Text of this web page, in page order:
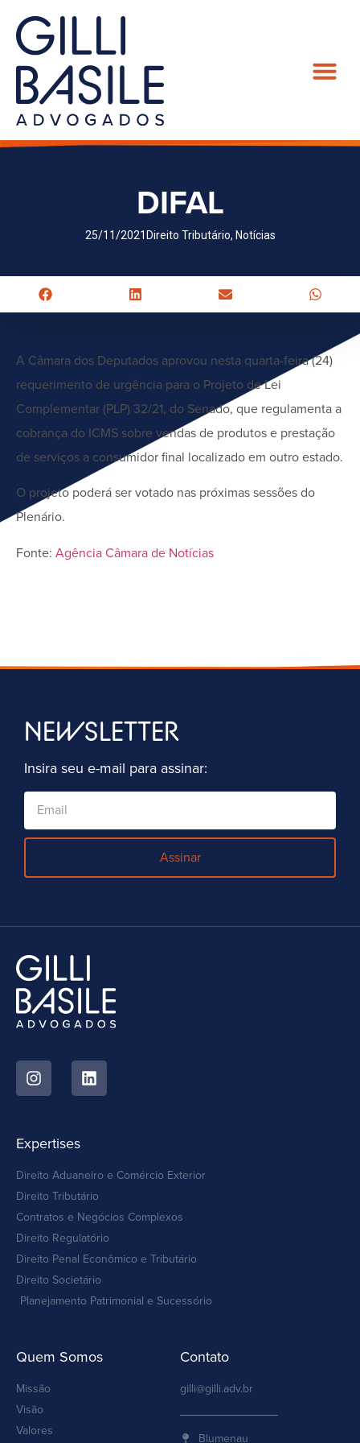
DIFAL
25/11/2021 Direito Tributário, Notícias
A Câmara dos Deputados aprovou nesta quarta-feira (24)
requerimento de urgência para o Projeto de Lei
Complementar (PLP) 32/21, do Senado, que regulamenta a
cobrança do ICMS sobre vendas de produtos e prestação
de serviços a consumidor final localizado em outro estado.
O projeto poderá ser votado nas próximas sessões do
Plenário.
Fonte: Agência Câmara de Notícias
NEWSLETTER
Insira seu e-mail para assinar:
Assinar
Expertises
Direito Aduaneiro e Comércio Exterior
Direito Tributário
Contratos e Negócios Complexos
Direito Regulatório
Direito Penal Econômico e Tributário
Direito Societário
Planejamento Patrimonial e Sucessório
Quem Somos
Missão
Visão
Valores
Contato
gilli@gilli.adv.br
Blumenau